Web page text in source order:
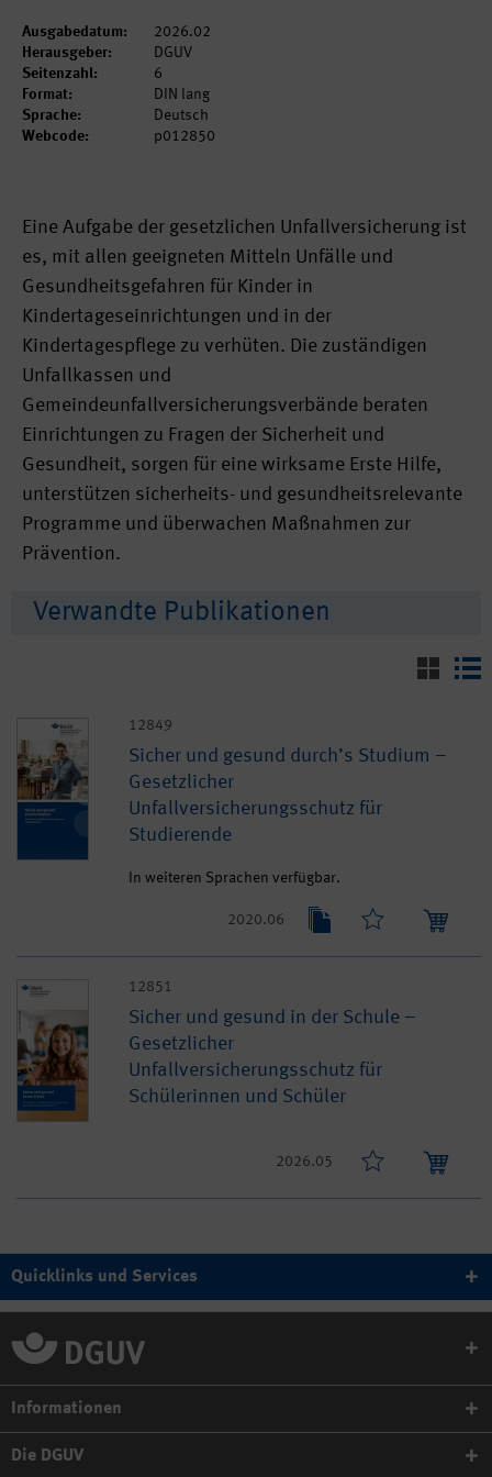
Ausgabedatum:
2026.02
Herausgeber:
DGUV
Seitenzahl:
6
Format:
DIN lang
Sprache:
Deutsch
Webcode:
p012850
Eine Aufgabe der gesetzlichen Unfallversicherung ist
es, mit allen geeigneten Mitteln Unfälle und
Gesundheitsgefahren für Kinder in
Kindertageseinrichtungen und in der
Kindertagespflege zu verhüten. Die zuständigen
Unfallkassen und
Gemeindeunfallversicherungsverbände beraten
Einrichtungen zu Fragen der Sicherheit und
Gesundheit, sorgen für eine wirksame Erste Hilfe,
unterstützen sicherheits- und gesundheitsrelevante
Programme und überwachen Maßnahmen zur
Prävention.
Verwandte Publikationen
12849
Sicher und gesund durch’s Studium –
Gesetzlicher
Unfallversicherungsschutz für
Studierende
In weiteren Sprachen verfügbar.
2020.06
12851
Sicher und gesund in der Schule –
Gesetzlicher
Unfallversicherungsschutz für
Schülerinnen und Schüler
2026.05
Quicklinks und Services
Informationen
Die DGUV